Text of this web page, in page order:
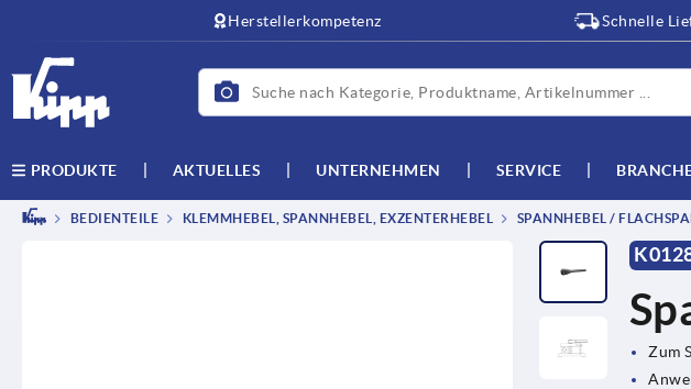
Herstellerkompetenz Schnelle
PRODUKTE AKTUELLES UNTERNEHMEN SERVICE
BEDIENTEILE KLEMMHEBEL, SPANNHEBEL, EXZENTERHEBEL SPANNHEBEL /
Zum